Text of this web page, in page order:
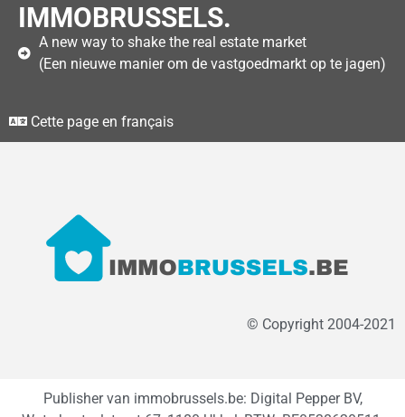
IMMOBRUSSELS.
A new way to shake the real estate market
(Een nieuwe manier om de vastgoedmarkt op te jagen)
Cette page en français
© Copyright 2004-2021
Publisher van immobrussels.be: Digital Pepper BV,